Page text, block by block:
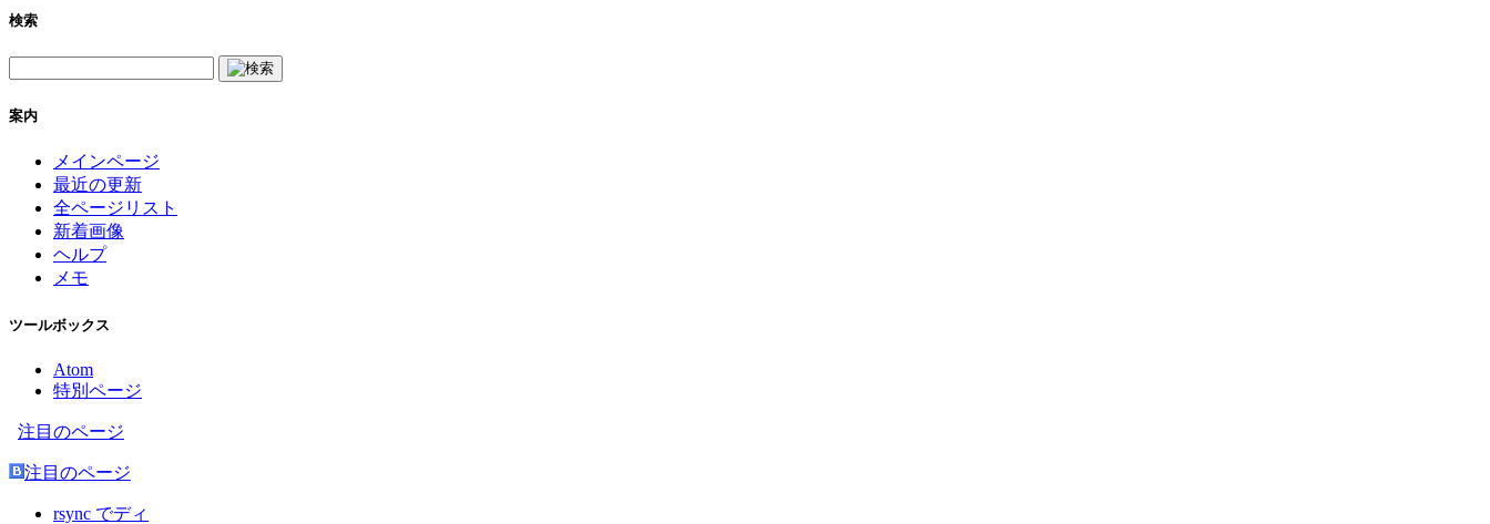
検索
案内
メインページ
最近の更新
全ページリスト
新着画像
ヘルプ
メモ
ツールボックス
Atom
特別ページ
注目のページ
注目のページ
rsync でディ